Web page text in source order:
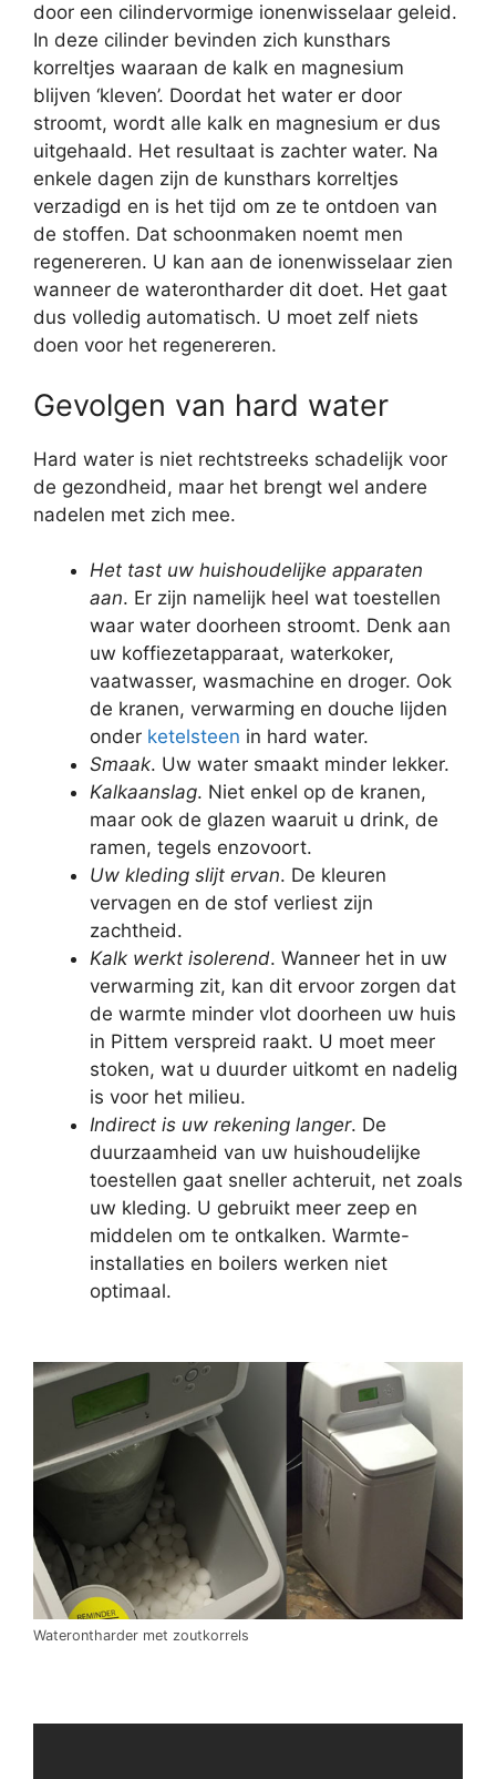
door een cilindervormige ionenwisselaar geleid.
In deze cilinder bevinden zich kunsthars
korreltjes waaraan de kalk en magnesium
blijven ‘kleven’. Doordat het water er door
stroomt, wordt alle kalk en magnesium er dus
uitgehaald. Het resultaat is zachter water. Na
enkele dagen zijn de kunsthars korreltjes
verzadigd en is het tijd om ze te ontdoen van
de stoffen. Dat schoonmaken noemt men
regenereren. U kan aan de ionenwisselaar zien
wanneer de waterontharder dit doet. Het gaat
dus volledig automatisch. U moet zelf niets
doen voor het regenereren.
Gevolgen van hard water
Hard water is niet rechtstreeks schadelijk voor
de gezondheid, maar het brengt wel andere
nadelen met zich mee.
Het tast uw huishoudelijke apparaten
aan. Er zijn namelijk heel wat toestellen
waar water doorheen stroomt. Denk aan
uw koffiezetapparaat, waterkoker,
vaatwasser, wasmachine en droger. Ook
de kranen, verwarming en douche lijden
onder ketelsteen in hard water.
Smaak. Uw water smaakt minder lekker.
Kalkaanslag. Niet enkel op de kranen,
maar ook de glazen waaruit u drink, de
ramen, tegels enzovoort.
Uw kleding slijt ervan. De kleuren
vervagen en de stof verliest zijn
zachtheid.
Kalk werkt isolerend. Wanneer het in uw
verwarming zit, kan dit ervoor zorgen dat
de warmte minder vlot doorheen uw huis
in Pittem verspreid raakt. U moet meer
stoken, wat u duurder uitkomt en nadelig
is voor het milieu.
Indirect is uw rekening langer. De
duurzaamheid van uw huishoudelijke
toestellen gaat sneller achteruit, net zoals
uw kleding. U gebruikt meer zeep en
middelen om te ontkalken. Warmte-
installaties en boilers werken niet
optimaal.
Waterontharder met zoutkorrels